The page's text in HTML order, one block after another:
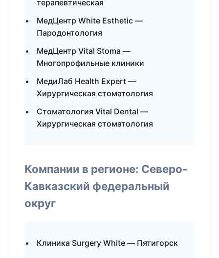
терапевтическая
МедЦентр White Esthetic —
Пародонтология
МедЦентр Vital Stoma —
Многопрофильные клиники
МедиЛаб Health Expert —
Хирургическая стоматология
Стоматология Vital Dental —
Хирургическая стоматология
Компании в регионе: Северо-
Кавказский федеральный
округ
Клиника Surgery White — Пятигорск